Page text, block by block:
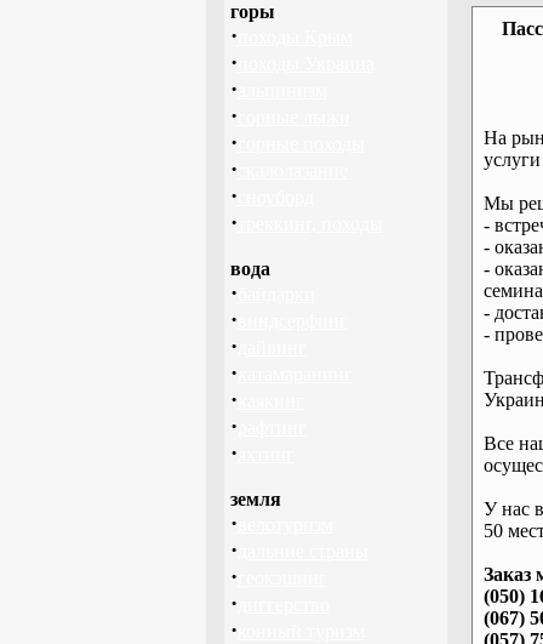
горы
·
·
·
·
·
·
·
·
вода
·
·
·
·
·
·
·
земля
·
·
·
·
·
На
Мы
-
-
-
-
-
Все
У нас
50
Заказ
(050)
(067)
(057)